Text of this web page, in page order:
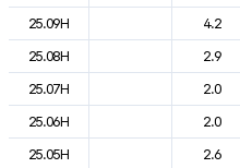
25.09H
4.2
25.08H
2.9
25.07H
2.0
25.06H
2.0
25.05H
2.6